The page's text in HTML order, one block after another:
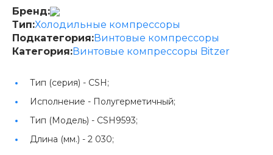
Бренд:
Тип:Холодильные компрессоры
Подкатегория:Винтовые компрессоры
Категория:Винтовые компрессоры Bitzer
Тип (серия) - CSH;
Исполнение - Полугерметичный;
Тип (Модель) - CSH9593;
Длина (мм.) - 2 030;